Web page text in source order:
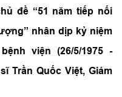
đề “51 năm tiếp nối
nhân dịp kỷ niệm
viện (26/5/1975 -
Trần Quốc Việt, Giám